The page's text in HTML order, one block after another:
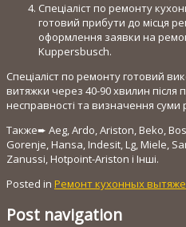
Спеціаліст по ремонту
готовий прибути до місця
оформлення заявки на
Kuppersbusch.
Спеціаліст по ремонту готовий
витяжки через 40-90 хвилин після
несправності та визначення суми
Также➨ Aeg, Ardo, Ariston, Beko,
Gorenje, Hansa, Indesit, Lg, Miele,
Zanussi, Hotpoint-Ariston і Інші.
Posted in Ремонт кухонных
Post navigation